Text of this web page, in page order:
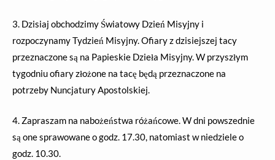
3. Dzisiaj obchodzimy Światowy Dzień Misyjny i
rozpoczynamy Tydzień Misyjny. Ofiary z dzisiejszej tacy
przeznaczone są na Papieskie Dzieła Misyjny. W przyszłym
tygodniu ofiary złożone na tacę będą przeznaczone na
potrzeby Nuncjatury Apostolskiej.
4. Zapraszam na nabożeństwa różańcowe. W dni powszednie
są one sprawowane o godz. 17.30, natomiast w niedziele o
godz. 10.30.